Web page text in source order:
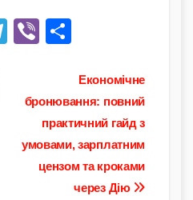
T
gr
m
Vi
ді
л
и
т
и
Економічне
бронювання: повний
практичний гайд з
умовами, зарплатним
цензом та кроками
через Дію